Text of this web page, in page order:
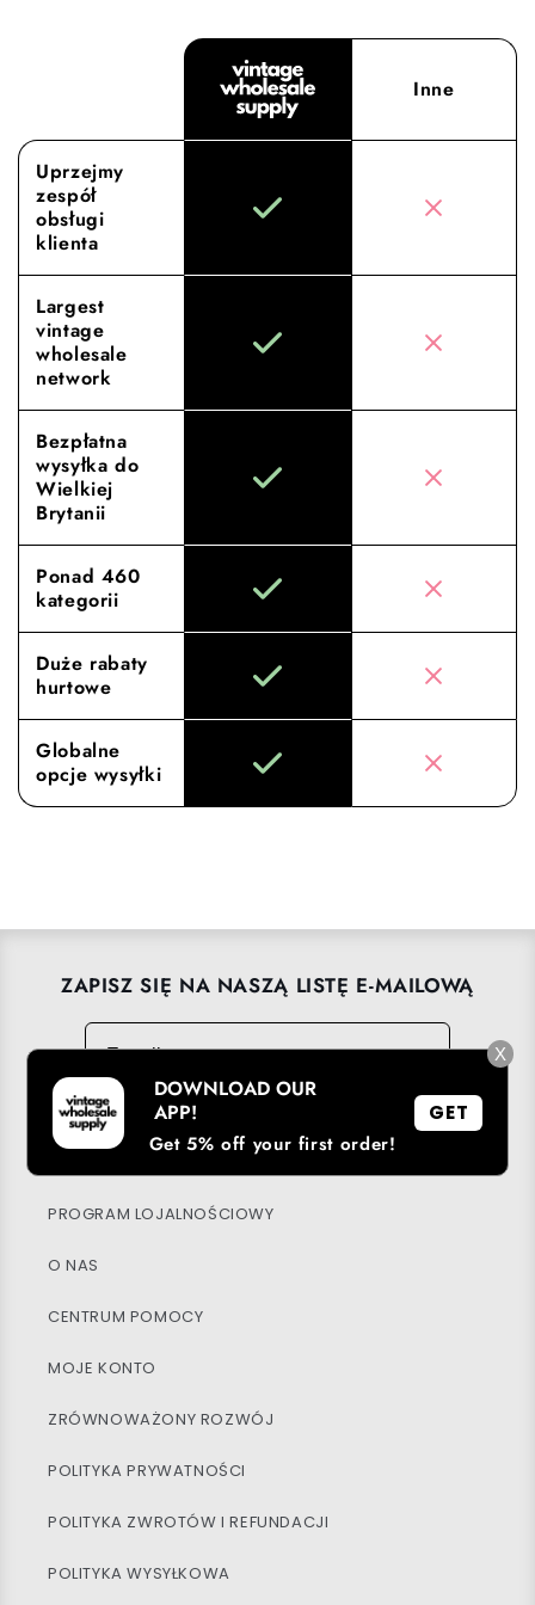
Inne
Uprzejmy
zespół
obsługi
klienta
Largest
vintage
wholesale
network
Bezpłatna
wysyłka do
Wielkiej
Brytanii
Ponad 460
kategorii
Duże rabaty
hurtowe
Globalne
opcje wysyłki
ZAPISZ SIĘ NA NASZĄ LISTĘ E-MAILOWĄ
E-mail
→
POBIERZ NASZĄ APLIKACJĘ
PROGRAM LOJALNOŚCIOWY
O NAS
CENTRUM POMOCY
MOJE KONTO
ZRÓWNOWAŻONY ROZWÓJ
POLITYKA PRYWATNOŚCI
POLITYKA ZWROTÓW I REFUNDACJI
POLITYKA WYSYŁKOWA
X
DOWNLOAD OUR
APP!
Get 5% off your first order!
GET